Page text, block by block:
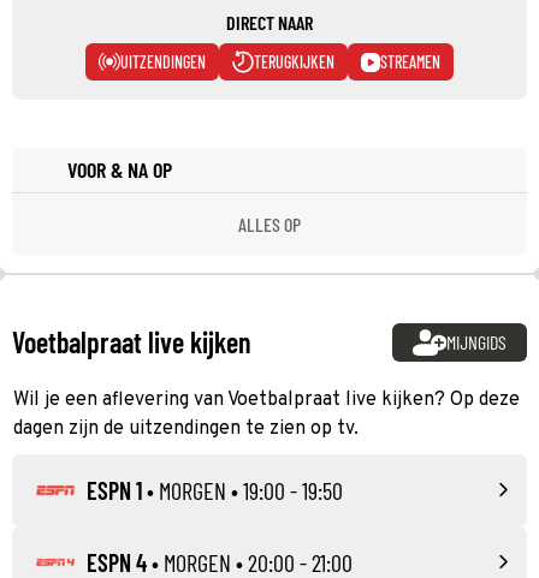
DIRECT NAAR
UITZENDINGEN TERUGKIJKEN STREAMEN
VOOR & NA OP
ALLES OP
Voetbalpraat live kijken MIJNGIDS
Wil je een aflevering van Voetbalpraat live kijken? Op deze
dagen zijn de uitzendingen te zien op tv.
ESPN 1• MORGEN • 19:00 - 19:50
ESPN 4• MORGEN • 20:00 - 21:00